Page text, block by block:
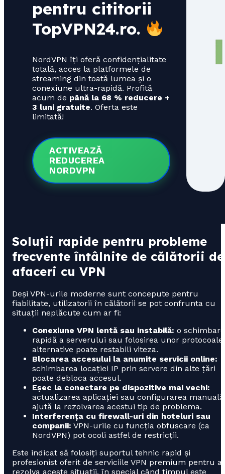
pentru cititorii
TopVPN24.ro.
NordVPN îți oferă confidențialitate
totală, acces la platformele de
streaming din toată lumea și o
conexiune ultra-rapidă. Profită
acum de până la 68 % reducere +
3 luni gratuite. Oferta este
limitată!
ACTIVEAZĂ
REDUCEREA
NORDVPN
Soluții rapide pentru probleme
frecvente întâlnite de călătorii de
afaceri cu VPN
Deși VPN-urile moderne sunt concepute pentru
fiabilitate, utilizatorii în călătorii se pot confrunta cu
situații neplăcute cum ar fi:
Conexiune VPN lentă sau instabilă: o schimbare
rapidă a serverului sau folosirea unor protocoale
alternative poate restabili viteza.
Blocarea accesului la anumite servicii online:
schimbarea locației IP prin servere din alte țări
poate debloca accesul.
Eșec la conectare pe dispozitive mai vechi:
actualizarea aplicației sau configurarea manuală
ajută la rezolvarea acestui tip de problema.
Interferența cu firewall-uri din hoteluri sau
companii: VPN-urile cu funcția obfuscare (ca
NordVPN) pot ocoli astfel de restricții.
Este indicat să folosiți suportul tehnic rapid și
profesionist oferit de serviciile VPN premium pentru a
rezolva aceste situații, în special când timpul este